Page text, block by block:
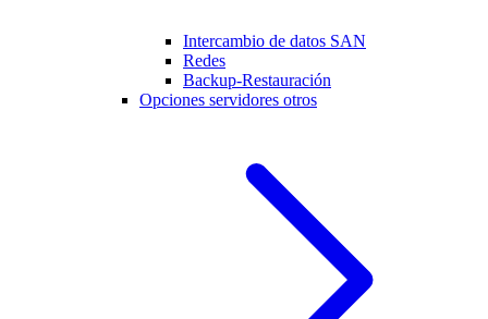
Intercambio de datos SAN
Redes
Backup-Restauración
Opciones servidores otros